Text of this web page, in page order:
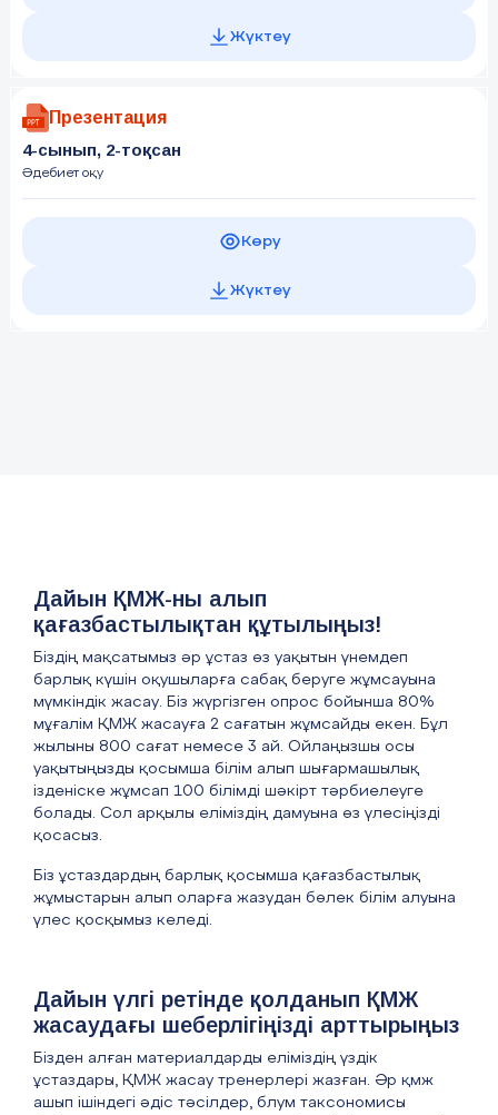
Жүктеу
Презентация
4-сынып, 2-тоқсан
Әдебиет оқу
Көру
Жүктеу
Дайын ҚМЖ-ны алып
қағазбастылықтан құтылыңыз!
Біздің мақсатымыз әр ұстаз өз уақытын үнемдеп
барлық күшін оқушыларға сабақ беруге жұмсауына
мүмкіндік жасау. Біз жүргізген опрос бойынша 80%
мұғалім ҚМЖ жасауға 2 сағатын жұмсайды екен. Бұл
жылыны 800 сағат немесе 3 ай. Ойлаңызшы осы
уақытыңызды қосымша білім алып шығармашылық
ізденіске жұмсап 100 білімді шәкірт тәрбиелеуге
болады. Сол арқылы еліміздің дамуына өз үлесіңізді
қосасыз.
Біз ұстаздардың барлық қосымша қағазбастылық
жұмыстарын алып оларға жазудан бөлек білім алуына
үлес қосқымыз келеді.
Дайын үлгі ретінде қолданып ҚМЖ
жасаудағы шеберлігіңізді арттырыңыз
Бізден алған материалдарды еліміздің үздік
ұстаздары, ҚМЖ жасау тренерлері жазған. Әр қмж
ашып ішіндегі әдіс тәсілдер, блум таксономисы